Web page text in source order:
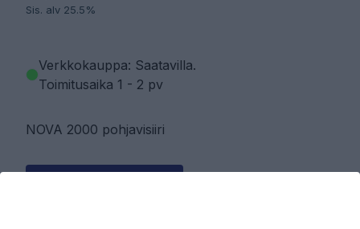
Sis. alv 25.5%
Verkkokauppa: Saatavilla.
Toimitusaika 1 - 2 pv
NOVA 2000 pohjavisiiri